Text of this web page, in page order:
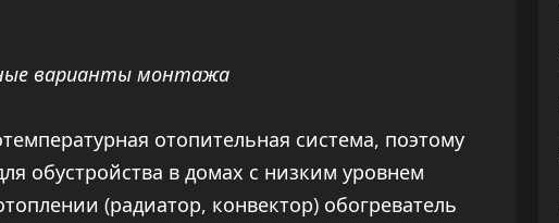
варианты монтажа
отопительная система, поэтому
обустройства в домах с низким уровнем
(радиатор, конвектор) обогреватель